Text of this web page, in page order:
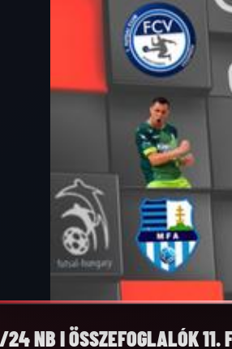
NB I ÖSSZEFOGLALÓK 11.